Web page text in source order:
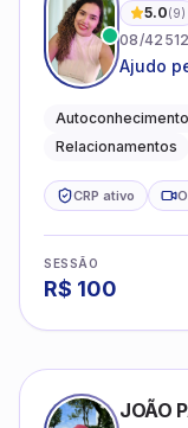
5.0(9)
08/42512
Ajudo
Autoconhecimento
Relacionamentos
CRP ativo
SESSÃO
R$ 100
JOÃO